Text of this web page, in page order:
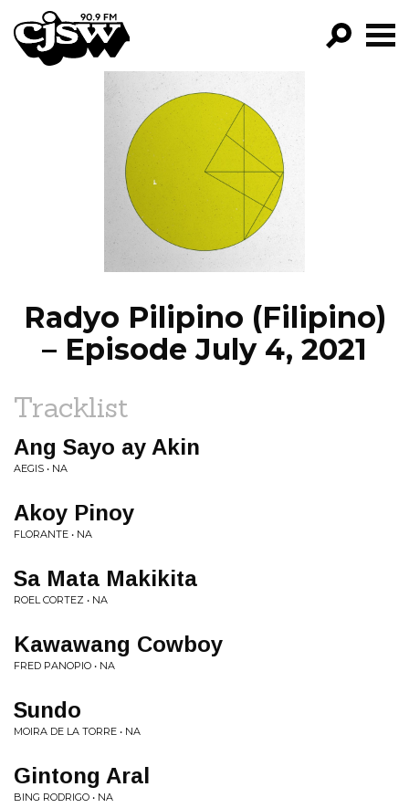
CJSW
FILTER BY:
PROGRAMS
EPISODES
NEWS
Radyo Pilipino (Filipino)
– Episode July 4, 2021
Tracklist
Ang Sayo ay Akin
AEGIS • NA
Akoy Pinoy
FLORANTE • NA
Sa Mata Makikita
ROEL CORTEZ • NA
Kawawang Cowboy
FRED PANOPIO • NA
Sundo
MOIRA DE LA TORRE • NA
Gintong Aral
BING RODRIGO • NA